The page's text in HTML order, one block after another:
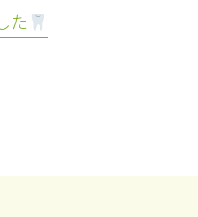
た